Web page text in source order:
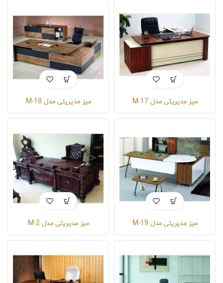
میز مدیریتی مدل M-17 میز مدیریتی مدل M-18
میز مدیریتی مدل M-19 میز مدیریتی مدل M-2